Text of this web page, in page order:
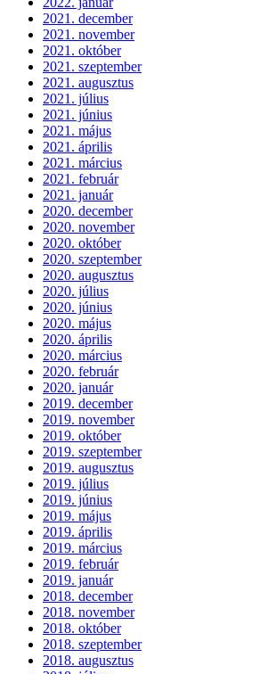
2021. december
2021. november
2021. október
2021. szeptember
2021. augusztus
2021. július
2021. június
2021. május
2021. április
2021. március
2021. február
2021. január
2020. december
2020. november
2020. október
2020. szeptember
2020. augusztus
2020. július
2020. június
2020. május
2020. április
2020. március
2020. február
2020. január
2019. december
2019. november
2019. október
2019. szeptember
2019. augusztus
2019. július
2019. június
2019. május
2019. április
2019. március
2019. február
2019. január
2018. december
2018. november
2018. október
2018. szeptember
2018. augusztus